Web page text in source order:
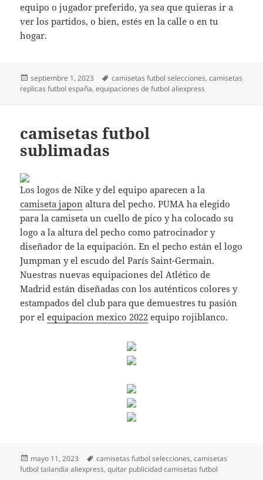
equipo o jugador preferido, ya sea que quieras ir a
ver los partidos, o bien, estés en la calle o en tu
hogar.
Publicado
el
septiembre 1, 2023 Etiquetas
camisetas futbol selecciones,camisetas
replicas futbol españa,equipaciones de futbol aliexpress
camisetas futbol
sublimadas
Los logos de Nike y del equipo aparecen a la
camiseta japon altura del pecho. PUMA ha elegido
para la camiseta un cuello de pico y ha colocado su
logo a la altura del pecho como patrocinador y
diseñador de la equipación. En el pecho están el logo
Jumpman y el escudo del París Saint-Germain.
Nuestras nuevas equipaciones del Atlético de
Madrid están diseñadas con los auténticos colores y
estampados del club para que demuestres tu pasión
por elequipacion mexico 2022 equipo rojiblanco.
Publicado
el
mayo 11, 2023 Etiquetas
camisetas futbol selecciones,camisetas
futbol tailandia aliexpress,quitar publicidad camisetas futbol